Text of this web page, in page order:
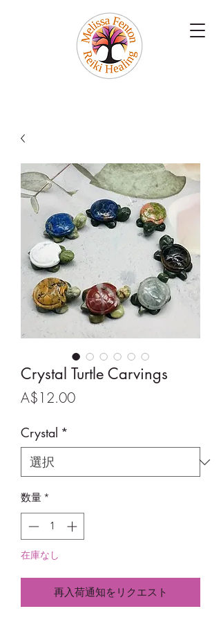
Crystal Turtle Carvings
A$12.00価
Crystal *
数量 *
在庫なし
再入荷通知をリクエスト